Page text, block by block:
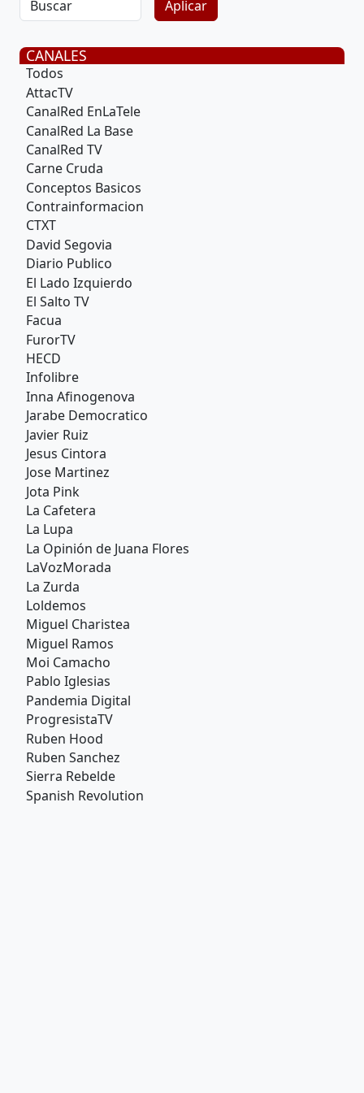
CANALES
Todos
AttacTV
CanalRed EnLaTele
CanalRed La Base
CanalRed TV
Carne Cruda
Conceptos Basicos
Contrainformacion
CTXT
David Segovia
Diario Publico
El Lado Izquierdo
El Salto TV
Facua
FurorTV
HECD
Infolibre
Inna Afinogenova
Jarabe Democratico
Javier Ruiz
Jesus Cintora
Jose Martinez
Jota Pink
La Cafetera
La Lupa
La Opinión de Juana Flores
LaVozMorada
La Zurda
Loldemos
Miguel Charistea
Miguel Ramos
Moi Camacho
Pablo Iglesias
Pandemia Digital
ProgresistaTV
Ruben Hood
Ruben Sanchez
Sierra Rebelde
Spanish Revolution